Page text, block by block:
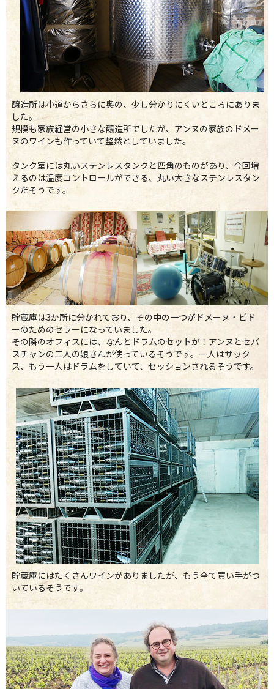
醸造所は小道からさらに奥の、少し分かりにくいところにありま
した。
規模も家族経営の小さな醸造所でしたが、アンヌの家族のドメー
ヌのワインも作っていて整然としていました。
タンク室には丸いステンレスタンクと四角のものがあり、今回増
えるのは温度コントロールができる、丸い大きなステンレスタン
クだそうです。
貯蔵庫は3か所に分かれており、その中の一つがドメーヌ・ビド
ーのためのセラーになっていました。
その隣のオフィスには、なんとドラムのセットが！アンヌとセバ
スチャンの二人の娘さんが使っているそうです。一人はサック
ス、もう一人はドラムをしていて、セッションされるそうです。
貯蔵庫にはたくさんワインがありましたが、もう全て買い手がつ
いているそうです。